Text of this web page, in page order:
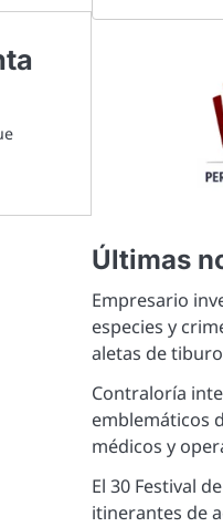
Últimas
Empresario
especies y
aletas de
Contraloría
emblemáticos
médicos y
El 30 Festival
itinerantes de